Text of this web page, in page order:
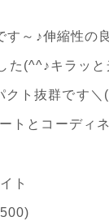
～♪伸縮性の
た(^^♪キラッと
ト抜群です
トとコーディ
ト